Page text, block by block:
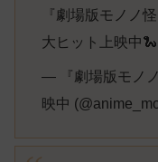
『劇場版モノノ
大ヒット上映中🐍
— 『劇場版モノ
映中